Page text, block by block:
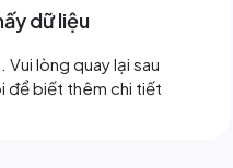
dữ liệu
lòng quay lại sau
để biết thêm chi tiết